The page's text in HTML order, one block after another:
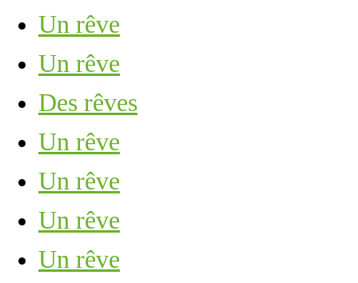
Un rêve
Un rêve
Des rêves
Un rêve
Un rêve
Un rêve
Un rêve